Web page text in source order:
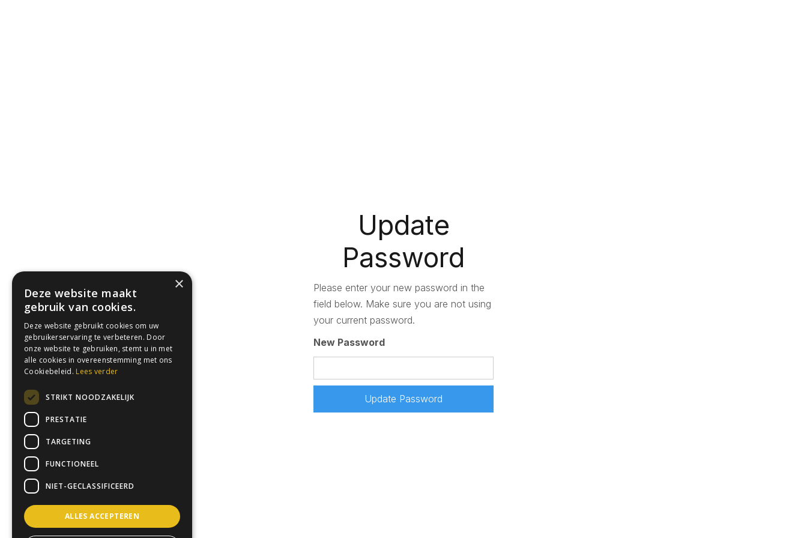
Update
Password
Please enter your new password in the
field below. Make sure you are not using
your current password.
New Password
×
Deze website maakt
gebruik van cookies.
Deze website gebruikt cookies om uw
gebruikerservaring te verbeteren. Door
onze website te gebruiken, stemt u in met
alle cookies in overeenstemming met ons
Cookiebeleid. Lees verder
STRIKT NOODZAKELIJK
PRESTATIE
TARGETING
FUNCTIONEEL
NIET-GECLASSIFICEERD
ALLES ACCEPTEREN